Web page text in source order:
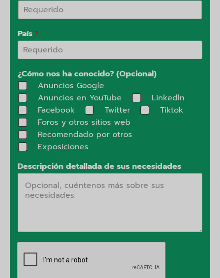
País *
¿Cómo nos ha conocido? (Opcional)
Anuncios Google
Anuncios en YouTube
Linkedln
Facebook
Twitter
Tiktok
Foros y otros sitios web
Recomendado por otros
Exposiciones
Descripción detallada de sus necesidades